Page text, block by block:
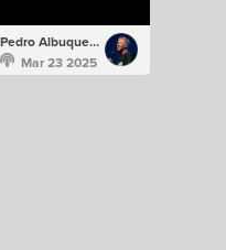
Pedro Albuquerque
Mar 23 2025